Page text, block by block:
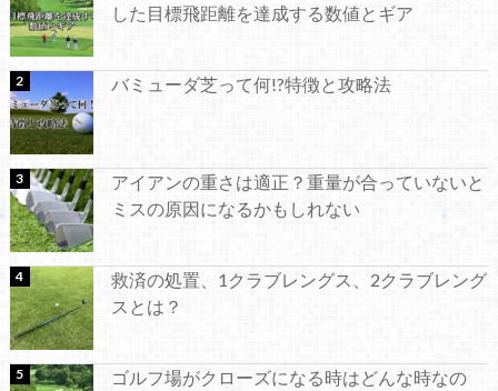
した目標飛距離を達成する数値とギア
バミューダ芝って何!?特徴と攻略法
アイアンの重さは適正？重量が合っていないと
ミスの原因になるかもしれない
救済の処置、1クラブレングス、2クラブレング
スとは？
ゴルフ場がクローズになる時はどんな時なの